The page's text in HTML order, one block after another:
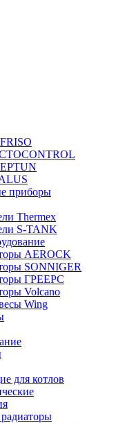
приборы
Thermex
S-TANK
AEROCK
SONNIGER
ГРЕЕРС
Volcano
Wing
для котлов